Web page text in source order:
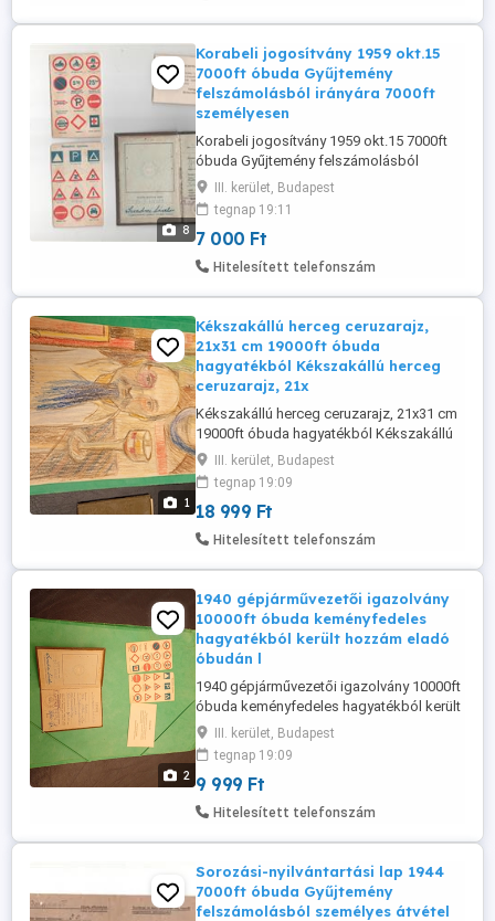
8
Korabeli jogosítvány 1959 okt.15
7000ft óbuda Gyűjtemény
felszámolásból irányára 7000ft
személyesen
Korabeli jogosítvány 1959 okt.15 7000ft
óbuda Gyűjtemény felszámolásból
irányára 7000ft személyesen óbudán
III. kerület, Budapest
tegnap 19:11
7 000 Ft
Hitelesített telefonszám
1
Kékszakállú herceg ceruzarajz,
21x31 cm 19000ft óbuda
hagyatékból Kékszakállú herceg
ceruzarajz, 21x
Kékszakállú herceg ceruzarajz, 21x31 cm
19000ft óbuda hagyatékból Kékszakállú
herceg ceruzarajz, 21x31 cm elmondás
alapján L.Kovács Júlia Pósfai Júlia
Pósfainé munkája ára 19000ft
személyesen óbudán lakcimemen posta
kizárolag előre fizetés után mpl
+3000ft 36501048272 ...
III. kerület, Budapest
tegnap 19:09
18 999 Ft
Hitelesített telefonszám
2
1940 gépjárművezetői igazolvány
10000ft óbuda keményfedeles
hagyatékból került hozzám eladó
óbudán l
1940 gépjárművezetői igazolvány 10000ft
óbuda keményfedeles hagyatékból került
hozzám eladó óbudán lakcimemen 36 50
104 8272 posta kizárolag előre fizetés
után mpl csomagautomatába + 3000ft
III. kerület, Budapest
tegnap 19:09
9 999 Ft
Hitelesített telefonszám
Sorozási-nyilvántartási lap 1944
7000ft óbuda Gyűjtemény
felszámolásból személyes átvétel